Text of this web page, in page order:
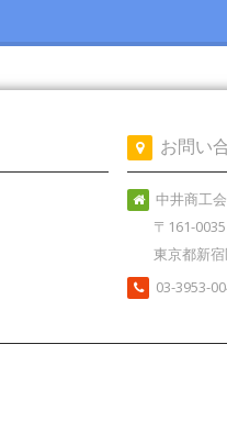
お問い
中井商工会
〒161-0035
東京都新宿
03-3953-